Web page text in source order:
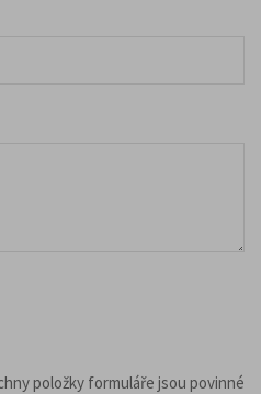
položky formuláře jsou povinné